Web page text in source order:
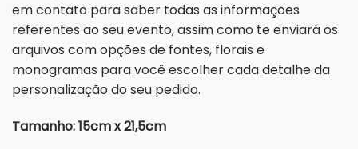
em contato para saber todas as informações
referentes ao seu evento, assim como te enviará os
arquivos com opções de fontes, florais e
monogramas para você escolher cada detalhe da
personalização do seu pedido.
Tamanho: 15cm x 21,5cm